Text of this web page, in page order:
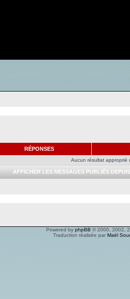
RÉPONSES
Aucun résultat approprié
AFFICHER LES MESSAGES PUBLIÉS
Powered byphpBB© 2000, 2002,
Traduction réalisée parMaël